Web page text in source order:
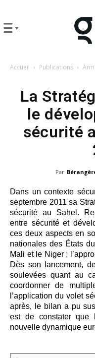
Accueil Publications
La
le
sécurité
Par
Dans un contexte
septembre 2011 sa
sécurité au Sahel.
entre sécurité et
ces deux aspects en
nationales des États
Mali et le Niger ;
Dès son lancement,
soulevées quant au
coordonner de
l’application du volet
après, le bilan a pu
est de constater que
nouvelle dynamique